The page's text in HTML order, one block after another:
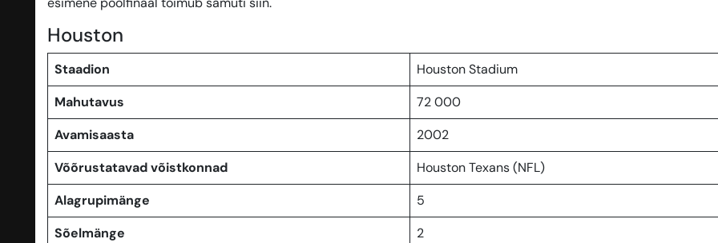
Houston
Staadion
Houston Stadium
Mahutavus
72 000
Avamisaasta
2002
Võõrustatavad võistkonnad
Houston Texans (NFL)
Alagrupimänge
5
Sõelmänge
2